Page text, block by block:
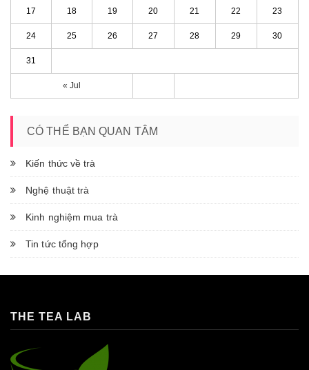
« Jul
17 18 19 20 21 22 23
24 25 26 27 28 29 30
31
CÓ THỂ BẠN QUAN TÂM
Kiến thức về trà
Nghệ thuật trà
Kinh nghiệm mua trà
Tin tức tổng hợp
THE TEA LAB